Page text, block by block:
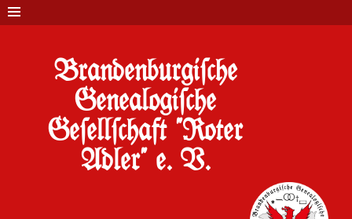
Brandenburgi#che
Genealogi#che
Ge#ell#chaft "Roter
Adler" e. V.